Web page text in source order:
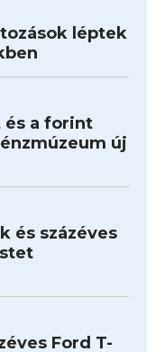
léptek
és a forint
új
és százéves
Ford T-